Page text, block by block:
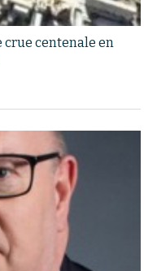
crue centenale en